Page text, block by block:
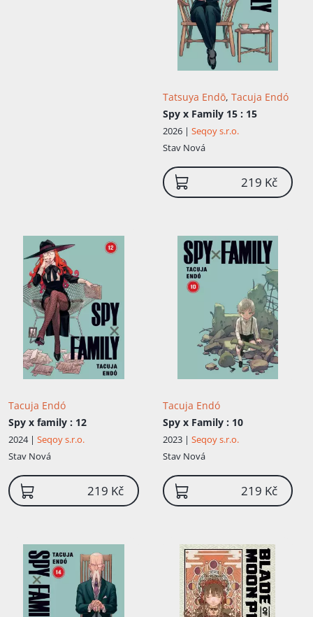
Tatsuya Endō, Tacuja Endó
Spy x Family 15 : 15
2026 | Seqoy s.r.o.
Stav Nová
219 Kč
Tacuja Endó
Spy x family : 12
2024 | Seqoy s.r.o.
Stav Nová
219 Kč
Tacuja Endó
Spy x Family : 10
2023 | Seqoy s.r.o.
Stav Nová
219 Kč